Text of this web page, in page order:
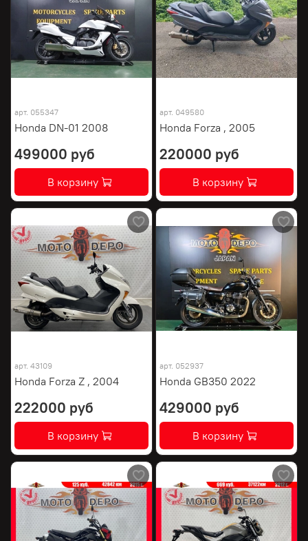
арт. 055347
Honda DN-01 2008
499000 руб
В корзину
арт. 049580
Honda Forza , 2005
220000 руб
В корзину
арт. 43109
Honda Forza Z , 2004
222000 руб
В корзину
арт. 052937
Honda GB350 2022
429000 руб
В корзину